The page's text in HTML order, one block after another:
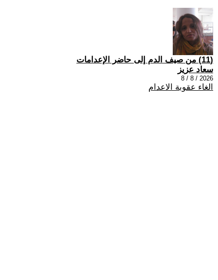
(11) من صيف الدم إلى حاضر الإعدامات
سعاد عزيز
2026 / 8 / 8
الغاء عقوبة الاعدام